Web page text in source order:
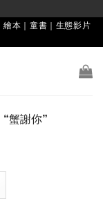
本｜童書｜生態影片
蟹謝你”